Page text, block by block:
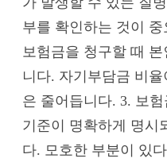
부를 확인하는 것이
보험금을 청구할 때
니다. 자기부담금 비
은 줄어듭니다. 3. 보
기준이 명확하게 명시
다. 모호한 부분이 있